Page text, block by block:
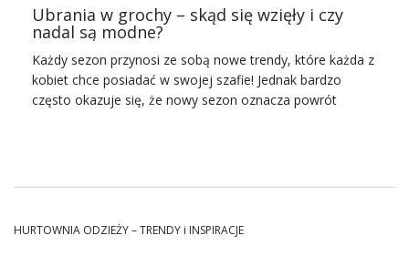
Eleganckie modele nadadzą się do noszenia w pracy.
Doskonale pasują przecież do białej bluzki. W Twojej
szafie powinny znaleźć się też szmizjerki. To sukienki w
paski, które swoim wyglądem przypominają przedłużone
koszule. Na …
Ubrania w grochy – skąd się wzięły i czy
nadal są modne?
Każdy sezon przynosi ze sobą nowe trendy, które każda z
kobiet chce posiadać w swojej szafie! Jednak bardzo
często okazuje się, że nowy sezon oznacza powrót
Ubrania w grochy – Zaskakująca
HURTOWNIA ODZIEŻY – TRENDY i INSPIRACJE